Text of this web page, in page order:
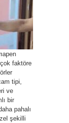
faktöre
tipi,
ve
bir
pahalı
şekilli